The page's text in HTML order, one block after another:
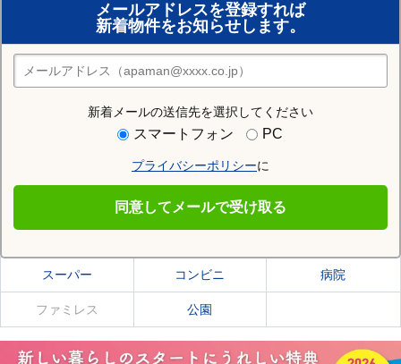
メールアドレスを登録すれば
新着物件をお知らせします。
新着メールの送信先を選択してください
スマートフォン PC
プライバシーポリシーに
同意してメールで受け取る
おまかせ物件リクエスト
住みたい街の店舗を探す
店舗検索
住む街研究所で三沢市の情報を見る
三沢市の施設一覧
スーパー コンビニ 病院
ファミレス 公園